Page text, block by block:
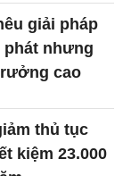
giải pháp
phát nhưng
cao
thủ tục
kiệm 23.000